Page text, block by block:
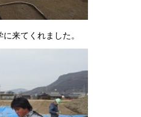
来てくれました。